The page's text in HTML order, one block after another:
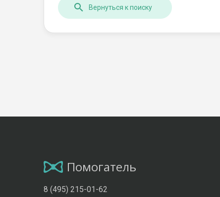
Вернуться к поиску
Помогатель
8 (495) 215-01-62